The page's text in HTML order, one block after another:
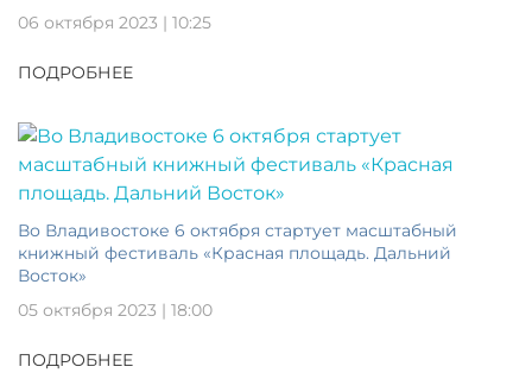
06 октября 2023 | 10:25
ПОДРОБНЕЕ
Во Владивостоке 6 октября стартует масштабный
книжный фестиваль «Красная площадь. Дальний
Восток»
05 октября 2023 | 18:00
ПОДРОБНЕЕ